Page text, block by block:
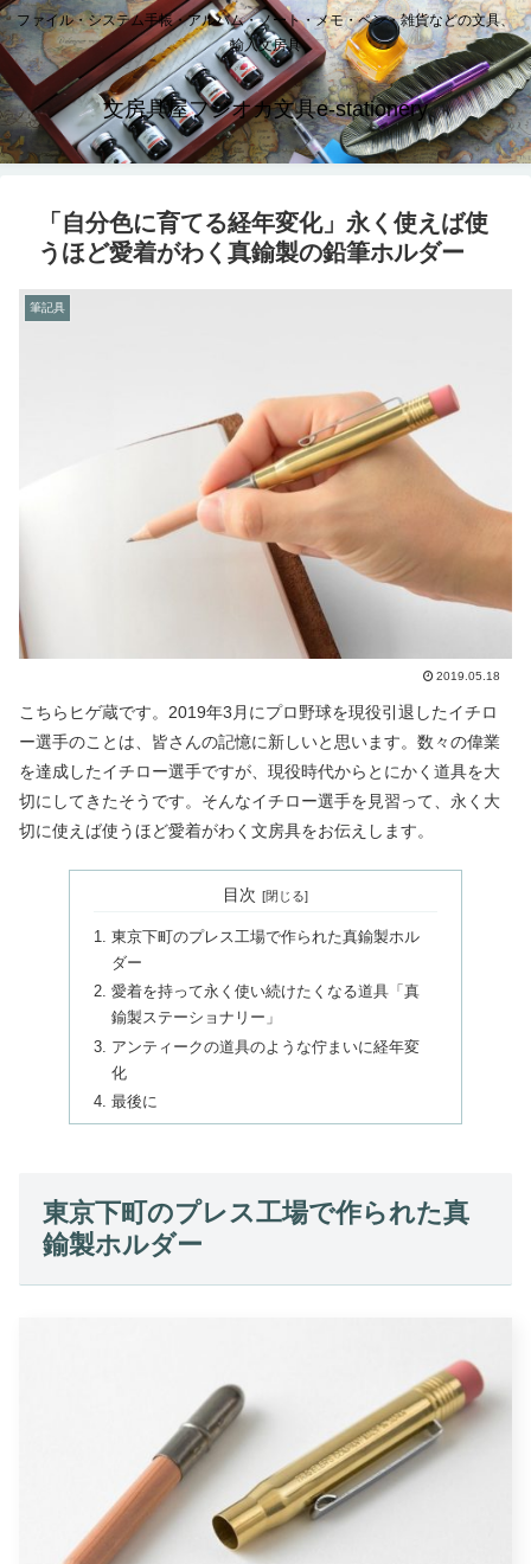
ファイル・システム手帳・アルバム・ノート・メモ・ペン・雑貨などの文具、
輸入文房具
文房具屋フジオカ文具e-stationery
「自分色に育てる経年変化」永く使えば使
うほど愛着がわく真鍮製の鉛筆ホルダー
筆記具
2019.05.18
こちらヒゲ蔵です。2019年3月にプロ野球を現役引退したイチロ
ー選手のことは、皆さんの記憶に新しいと思います。数々の偉業
を達成したイチロー選手ですが、現役時代からとにかく道具を大
切にしてきたそうです。そんなイチロー選手を見習って、永く大
切に使えば使うほど愛着がわく文房具をお伝えします。
目次
東京下町のプレス工場で作られた真鍮製ホル
ダー
愛着を持って永く使い続けたくなる道具「真
鍮製ステーショナリー」
アンティークの道具のような佇まいに経年変
化
最後に
東京下町のプレス工場で作られた真
鍮製ホルダー